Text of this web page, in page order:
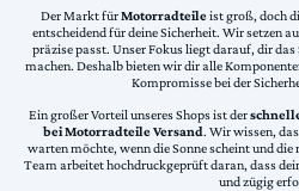
Der Markt fürMotorradteileist groß, doch
entscheidend für deine Sicherheit. Wir setzen
präzise passt. Unser Fokus liegt darauf, dir
machen. Deshalb bieten wir dir alle
Kompromisse bei der
Ein großer Vorteil unseres Shops ist der
bei Motorradteile Versand. Wir wissen,
warten möchte, wenn die Sonne scheint und
Team arbeitet hochdruckgeprüft daran, dass
und zügig